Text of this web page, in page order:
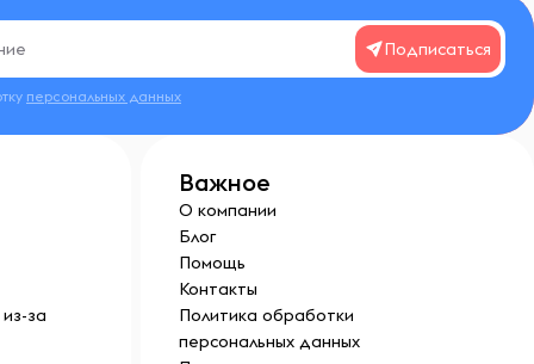
Подписаться
персональных данных
за
Важное
О компании
Блог
Помощь
Контакты
Политика обработки
персональных данных